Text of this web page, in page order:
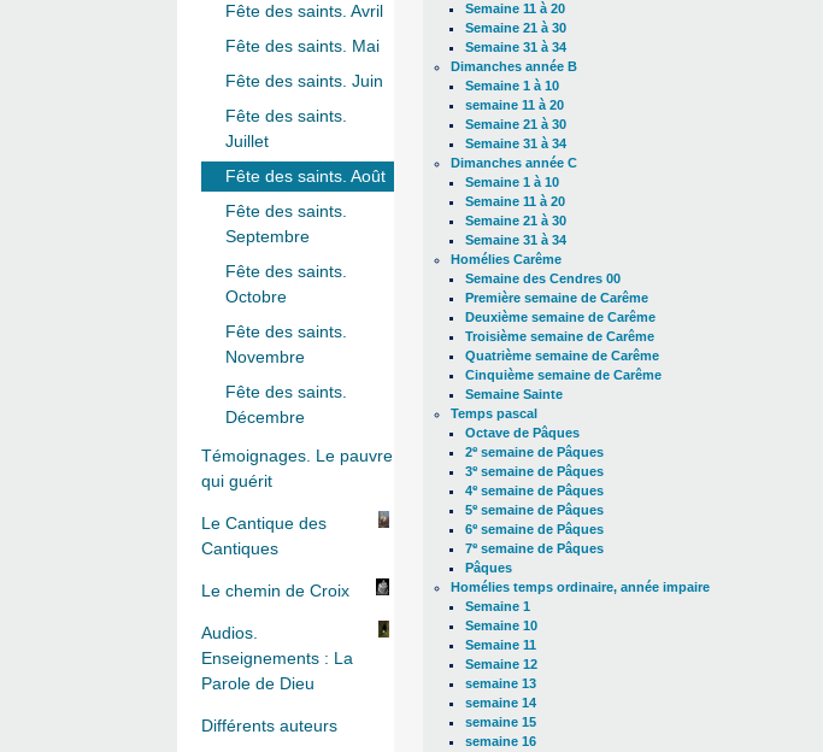
Semaine 11 à 20
Semaine 21 à 30
Semaine 31 à 34
Dimanches année B
Semaine 1 à 10
semaine 11 à 20
Semaine 21 à 30
Semaine 31 à 34
Dimanches année C
Semaine 1 à 10
Semaine 11 à 20
Semaine 21 à 30
Semaine 31 à 34
Homélies Carême
Semaine des Cendres 00
Première semaine de Carême
Deuxième semaine de Carême
Troisième semaine de Carême
Quatrième semaine de Carême
Cinquième semaine de Carême
Semaine Sainte
Temps pascal
Octave de Pâques
2e semaine de Pâques
3e semaine de Pâques
4e semaine de Pâques
5e semaine de Pâques
6e semaine de Pâques
7e semaine de Pâques
Pâques
Homélies temps ordinaire, année impaire
Semaine 1
Semaine 10
Semaine 11
Semaine 12
semaine 13
semaine 14
semaine 15
semaine 16
Fête des saints. Avril
Fête des saints. Mai
Fête des saints. Juin
Fête des saints.
Juillet
Fête des saints. Août
Fête des saints.
Septembre
Fête des saints.
Octobre
Fête des saints.
Novembre
Fête des saints.
Décembre
Témoignages. Le pauvre
qui guérit
Le Cantique des
Cantiques
Le chemin de Croix
Audios.
Enseignements : La
Parole de Dieu
Différents auteurs